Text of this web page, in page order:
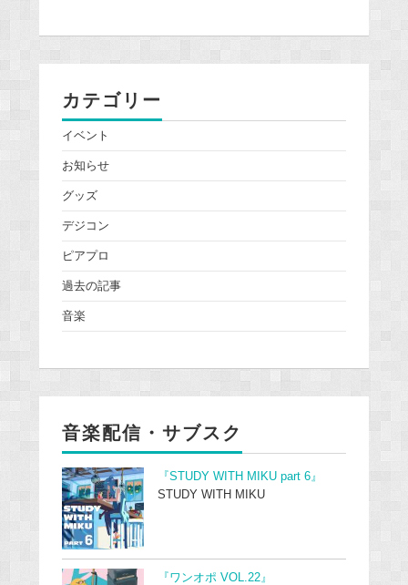
カテゴリー
イベント
お知らせ
グッズ
デジコン
ピアプロ
過去の記事
音楽
音楽配信・サブスク
『STUDY WITH MIKU part 6』
STUDY WITH MIKU
『ワンオポ VOL.22』